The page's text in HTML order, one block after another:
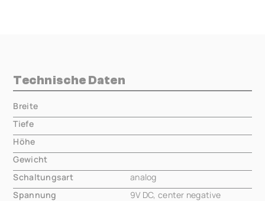
Technische Daten
Breite
Tiefe
Höhe
Gewicht
Schaltungsart
analog
Spannung
9V DC, center negative